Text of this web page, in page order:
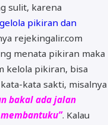
sulit, karena
pikiran dan
rejekingalir.com
menata pikiran maka
kelola pikiran, bisa
kata sakti, misalnya
bakal ada jalan
. Kalau